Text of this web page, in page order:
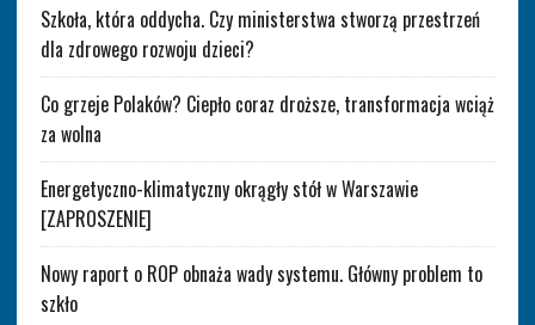
Szkoła, która oddycha. Czy ministerstwa stworzą przestrzeń
dla zdrowego rozwoju dzieci?
Co grzeje Polaków? Ciepło coraz droższe, transformacja wciąż
za wolna
Energetyczno-klimatyczny okrągły stół w Warszawie
[ZAPROSZENIE]
Nowy raport o ROP obnaża wady systemu. Główny problem to
szkło